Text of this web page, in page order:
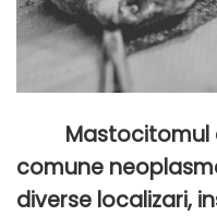
Mastocitomul
comune
diverse localizari,